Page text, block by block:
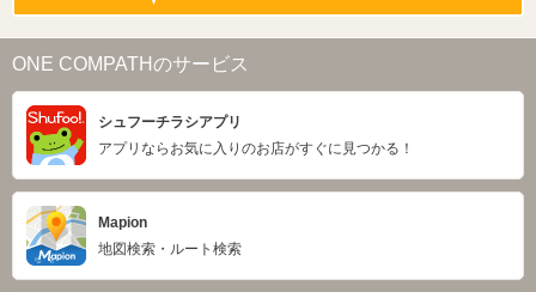
ONE COMPATHのサービス
シュフーチラシアプリ
アプリならお気に入りのお店がすぐに見つかる！
Mapion
地図検索・ルート検索